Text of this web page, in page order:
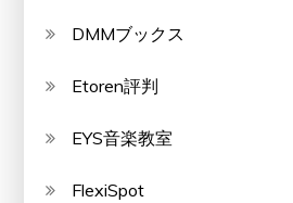
DMMブックス
Etoren評判
EYS音楽教室
FlexiSpot